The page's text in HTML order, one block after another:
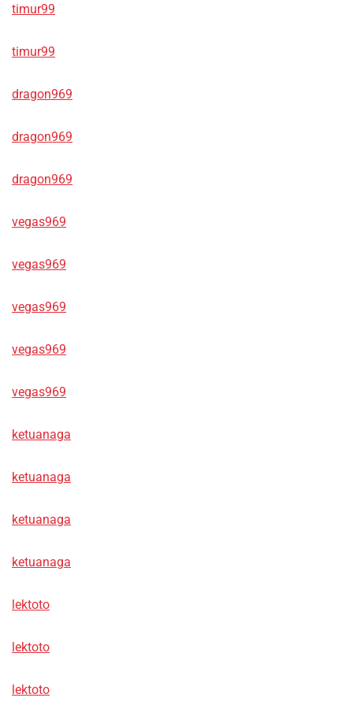
timur99
timur99
dragon969
dragon969
dragon969
vegas969
vegas969
vegas969
vegas969
vegas969
ketuanaga
ketuanaga
ketuanaga
ketuanaga
lektoto
lektoto
lektoto